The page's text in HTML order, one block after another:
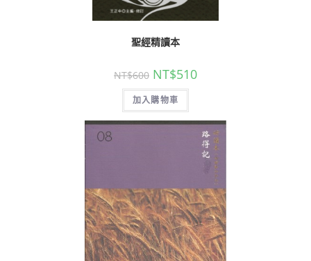
聖經精讀本
NT$600 NT$510
加入購物車